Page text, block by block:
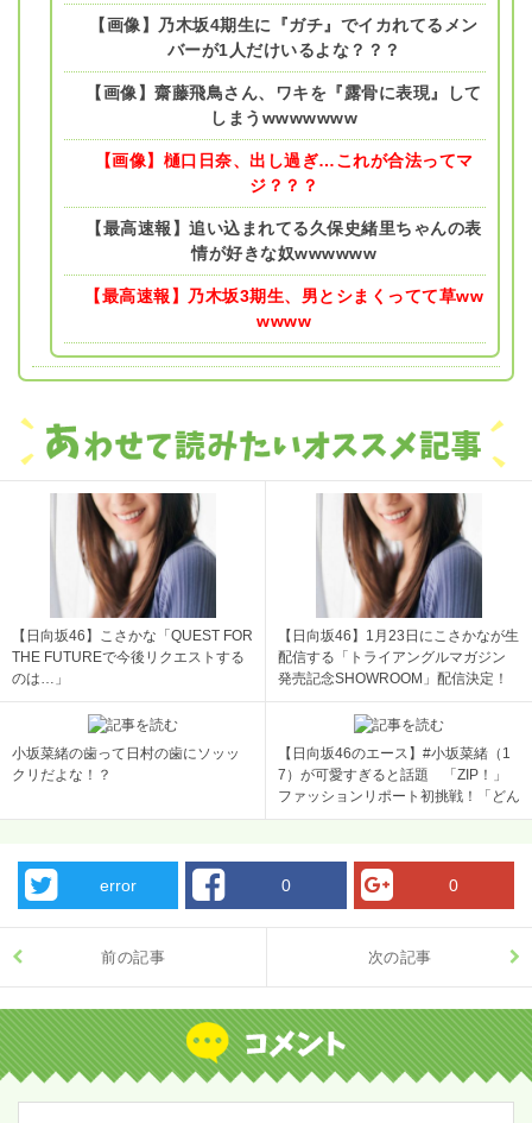
【画像】乃木坂4期生に『ガチ』でイカれてるメン
バーが1人だけいるよな？？？
【画像】齋藤飛鳥さん、ワキを『露骨に表現』して
しまうwwwwwww
【画像】樋口日奈、出し過ぎ…これが合法ってマ
ジ？？？
【最高速報】追い込まれてる久保史緒里ちゃんの表
情が好きな奴wwwwww
【最高速報】乃木坂3期生、男とシまくってて草ww
wwww
【日向坂46】こさかな「QUEST FOR
THE FUTUREで今後リクエストする
のは…」
【日向坂46】1月23日にこさかなが生
配信する「トライアングルマガジン
発売記念SHOWROOM」配信決定！
小坂菜緒の歯って日村の歯にソッッ
クリだよな！？
【日向坂46のエース】#小坂菜緒（1
7）が可愛すぎると話題 「ZIP！」
ファッションリポート初挑戦！「どん
な服着ていても可愛い」絶賛の声 [ジ
error 0 0
前の記事 次の記事